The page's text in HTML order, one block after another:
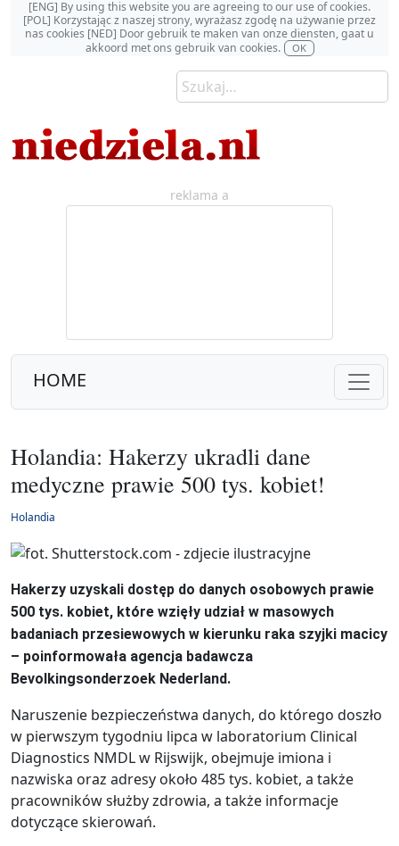
[ENG] By using this website you are agreeing to our use of cookies.
[POL] Korzystając z naszej strony, wyrażasz zgodę na używanie przez
nas cookies [NED] Door gebruik te maken van onze diensten, gaat u
akkoord met ons gebruik van cookies.
OK
reklama a
HOME
Holandia: Hakerzy ukradli dane
medyczne prawie 500 tys. kobiet!
Holandia
Hakerzy uzyskali dostęp do danych osobowych prawie
500 tys. kobiet, które wzięły udział w masowych
badaniach przesiewowych w kierunku raka szyjki macicy
– poinformowała agencja badawcza
Bevolkingsonderzoek Nederland.
Naruszenie bezpieczeństwa danych, do którego doszło
w pierwszym tygodniu lipca w laboratorium Clinical
Diagnostics NMDL w Rijswijk, obejmuje imiona i
nazwiska oraz adresy około 485 tys. kobiet, a także
pracowników służby zdrowia, a także informacje
dotyczące skierowań.